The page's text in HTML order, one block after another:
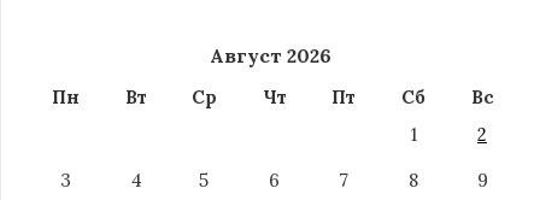
Август 2026
Пн Вт Ср Чт Пт Сб
Вс
1
2
3
4 5 6 7 8
9